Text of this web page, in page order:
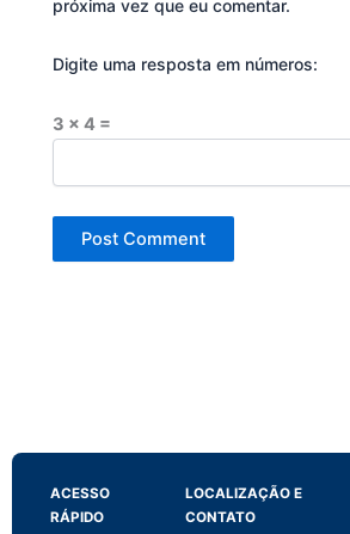
próxima vez que eu comentar.
Digite uma resposta em números:
3 × 4 =
ACESSO
RÁPIDO
LOCALIZAÇÃO E
CONTATO